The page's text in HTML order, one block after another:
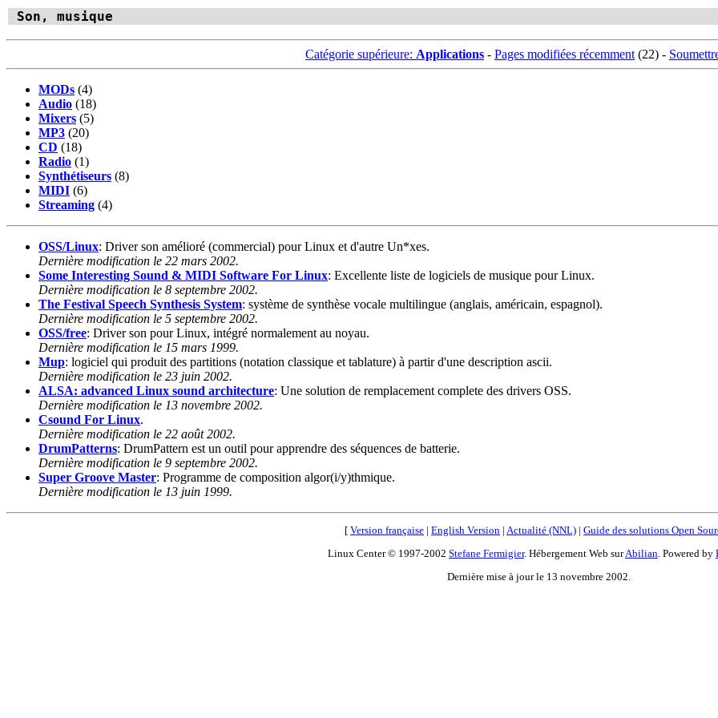
Son, musique
Catégorie supérieure: Applications - Pages modifiées récemment (22) -
MODs (4)
Audio (18)
Mixers (5)
MP3 (20)
CD (18)
Radio (1)
Synthétiseurs (8)
MIDI (6)
Streaming (4)
OSS/Linux: Driver son amélioré (commercial) pour Linux et d'autre Un*xes.
Dernière modification le 22 mars 2002.
Some Interesting Sound & MIDI Software For Linux: Excellente liste de logiciels de musique pour Linux.
Dernière modification le 8 septembre 2002.
The Festival Speech Synthesis System: système de synthèse vocale multilingue (anglais, américain, espagnol).
Dernière modification le 5 septembre 2002.
OSS/free: Driver son pour Linux, intégré normalement au noyau.
Dernière modification le 15 mars 1999.
Mup: logiciel qui produit des partitions (notation classique et tablature) à partir d'une description ascii.
Dernière modification le 23 juin 2002.
ALSA: advanced Linux sound architecture: Une solution de remplacement complete des drivers OSS.
Dernière modification le 13 novembre 2002.
Csound For Linux.
Dernière modification le 22 août 2002.
DrumPatterns: DrumPattern est un outil pour apprendre des séquences de batterie.
Dernière modification le 9 septembre 2002.
Super Groove Master: Programme de composition algor(i/y)thmique.
Dernière modification le 13 juin 1999.
[ Version française | English Version | Actualité (NNL) | Guide des solutions Open
Linux Center © 1997-2002 Stefane Fermigier. Hébergement Web surAbilian. Powered by
Dernière mise à jour le 13 novembre 2002.